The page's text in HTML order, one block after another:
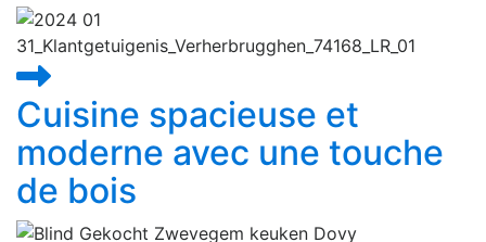
Cuisine spacieuse et
moderne avec une touche
de bois